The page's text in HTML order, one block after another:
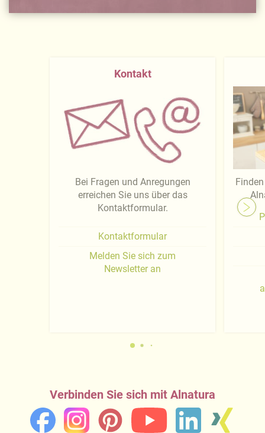
Kontakt
Bei Fragen und Anregungen
erreichen Sie uns über das
Kontaktformular.
Kontaktformular
Melden Sie sich zum
Newsletter an
Verbinden Sie sich mit Alnatura